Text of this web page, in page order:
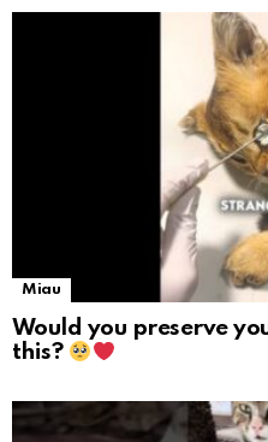
Miau
Would you preserve
this?